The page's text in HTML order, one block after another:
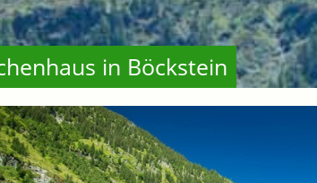
in Böckstein